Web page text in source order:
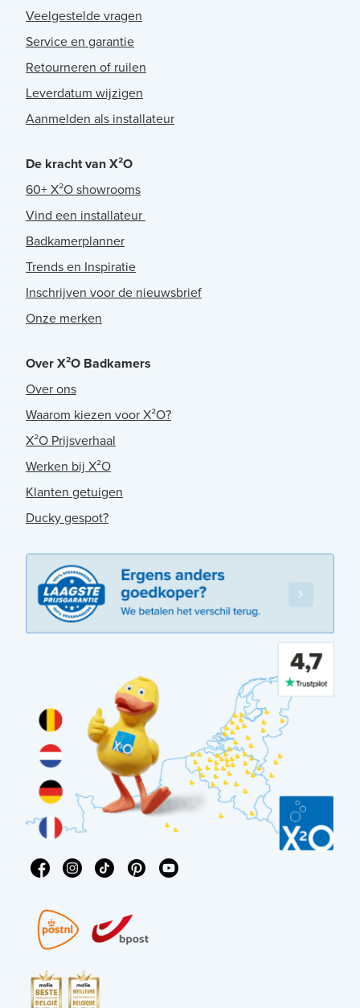
Veelgestelde vragen
Service en garantie
Retourneren of ruilen
Leverdatum wijzigen
Aanmelden als installateur
De kracht van X²O
60+ X²O showrooms
Vind een installateur
Badkamerplanner
Trends en Inspiratie
Inschrijven voor de nieuwsbrief
Onze merken
Over X²O Badkamers
Over ons
Waarom kiezen voor X²O?
X²O Prijsverhaal
Werken bij X²O
Klanten getuigen
Ducky gespot?